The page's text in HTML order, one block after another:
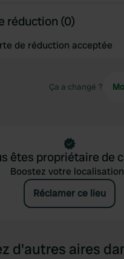
information about your
advertising and
réduction (0)
de réduction acceptée
Ça a changé ?
êtes propriétaire de
Boostez votre
Réclamer ce lieu
d'autres aires